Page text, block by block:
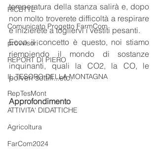
RICETTE
Comunicato Progetto FarmCom
provvisori
REPORT DI PIERO
IL TESORO DELLA MONTAGNA
RepTesMont
ATTIVITA' DIDATTICHE
Agricoltura
FarCom2024
temperatura della stanza salirà e, dopo
non molto troverete difficoltà a respirare
e inizierete a togliervi i vestiti pesanti.
Ecco il concetto è questo, noi stiamo
riempiendo il mondo di sostanze
inquinanti, quali la CO2, la CO, le
polveri sottili...etc.
Approfondimento